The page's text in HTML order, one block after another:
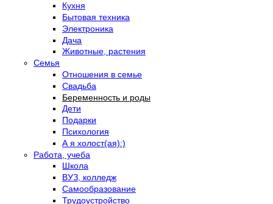
Кухня
Бытовая техника
Электроника
Дача
Животные, растения
Семья
Отношения в семье
Свадьба
Беременность и роды
Дети
Подарки
Психология
А я холост(ая):)
Работа, учеба
Школа
ВУЗ, колледж
Самообразование
Трудоустройство